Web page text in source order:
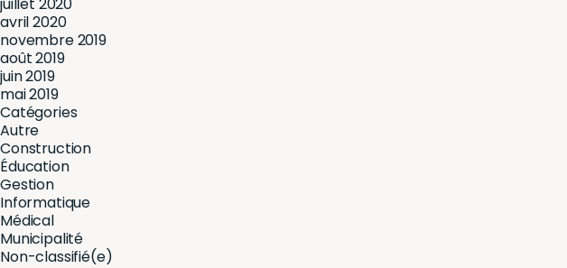
avril 2020
novembre 2019
août 2019
juin 2019
mai 2019
Catégories
Autre
Construction
Éducation
Gestion
Informatique
Médical
Municipalité
Non-classifié(e)